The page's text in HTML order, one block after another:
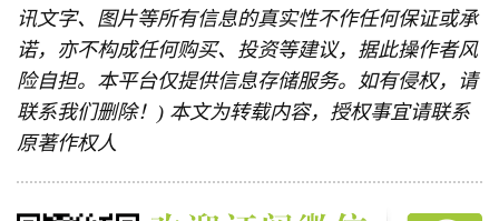
讯文字、图片等所有信息的真实性不作任何保证或承
诺，亦不构成任何购买、投资等建议，据此操作者风
险自担。本平台仅提供信息存储服务。如有侵权，请
联系我们删除！) 本文为转载内容，授权事宜请联系
原著作权人